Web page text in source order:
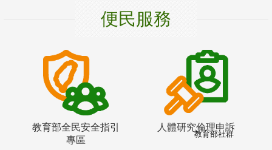
便民服務
教育部全民安全指引
專區
人體研究倫理申訴
教育部社群